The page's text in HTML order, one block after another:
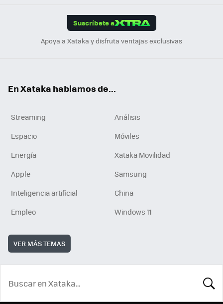
Suscríbete a
Apoya a Xataka y disfruta ventajas exclusivas
En Xataka hablamos de...
Streaming
Análisis
Espacio
Móviles
Energía
Xataka Movilidad
Apple
Samsung
Inteligencia artificial
China
Empleo
Windows 11
VER MÁS TEMAS